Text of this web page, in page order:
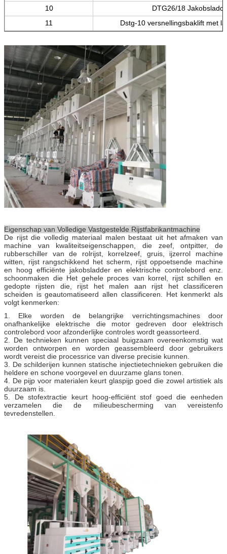
10
DTG26/18
11
Dstg-10 versnellingsbaklift met
Eigenschap van Volledige Vastgestelde Rijstfabrikantmachine
De rijst die volledig materiaal malen bestaat uit het afmaken van
machine van kwaliteitseigenschappen, die zeef, ontpitter, de
rubberschiller van de rolrijst, korrelzeef, gruis, ijzerrol machine
witten, rijst rangschikkend het scherm, rijst oppoetsende machine
en hoog efficiënte jakobsladder en elektrische controlebord enz.
schoonmaken die Het gehele proces van korrel, rijst schillen en
gedopte rijsten die, rijst het malen aan rijst het classificeren
scheiden is geautomatiseerd allen classificeren. Het kenmerkt als
volgt kenmerken:
1. Elke worden de belangrijke verrichtingsmachines door
onafhankelijke elektrische die motor gedreven door elektrisch
controlebord voor afzonderlijke controles wordt geassorteerd.
2. De technieken kunnen speciaal buigzaam overeenkomstig wat
worden ontworpen en worden geassembleerd door gebruikers
wordt vereist die processrice van diverse precisie kunnen.
3. De schilderijen kunnen statische injectietechnieken gebruiken die
heldere en schone voorgevel en duurzame glans tonen.
4. De pijp voor materialen keurt glaspijp goed die zowel artistiek als
duurzaam is.
5. De stofextractie keurt hoog-efficiënt stof goed die eenheden
verzamelen die de milieubescherming van vereistenfo
tevredenstellen.